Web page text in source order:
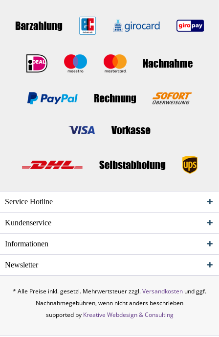
Service Hotline
Kundenservice
Informationen
Newsletter
* Alle Preise inkl. gesetzl. Mehrwertsteuer zzgl.Versandkosten und ggf.
Nachnahmegebühren, wenn nicht anders beschrieben
supported by Kreative Webdesign & Consulting